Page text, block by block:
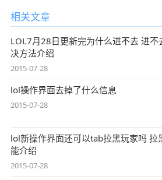
相关文章
LOL7月28日更新完为什么进不去 进不
决方法介绍
2015-07-28
lol操作界面去掉了什么信息
2015-07-28
lol新操作界面还可以tab拉黑玩家吗 拉
能介绍
2015-07-28